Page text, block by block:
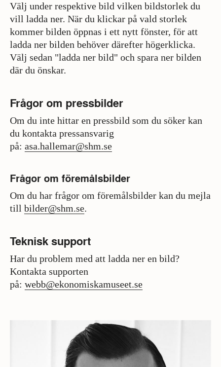
Välj under respektive bild vilken bildstorlek du
vill ladda ner. När du klickar på vald storlek
kommer bilden öppnas i ett nytt fönster, för att
ladda ner bilden behöver därefter högerklicka.
Välj sedan "ladda ner bild" och spara ner bilden
där du önskar.
Frågor om pressbilder
Om du inte hittar en pressbild som du söker kan
du kontakta pressansvarig
på: asa.hallemar@shm.se
Frågor om föremålsbilder
Om du har frågor om föremålsbilder kan du mejla
till bilder@shm.se.
Teknisk support
Har du problem med att ladda ner en bild?
Kontakta supporten
på: webb@ekonomiskamuseet.se